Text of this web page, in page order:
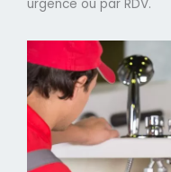
urgence ou par RDV.